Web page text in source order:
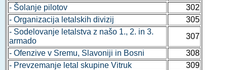
- Šolanje pilotov
302
- Organizacija letalskih divizij
305
- Sodelovanje letalstva z našo 1., 2. in 3.
armado
307
- Ofenzive v Sremu, Slavoniji in Bosni
308
- Prevzemanje letal skupine Vitruk
309